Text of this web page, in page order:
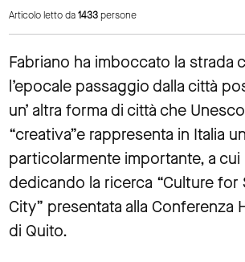
Articolo letto da1433persone
Fabriano ha imboccato la strada
l’epocale passaggio dalla città
un’ altra forma di città che
“creativa”e rappresenta in Italia
particolarmente importante, a
dedicando la ricerca “Culture for
City” presentata alla Conferenza
di Quito.